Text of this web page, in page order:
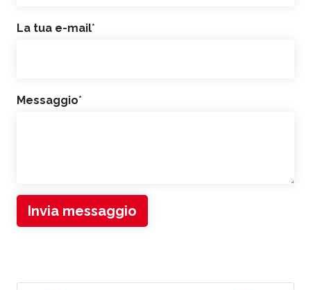
La tua e-mail*
Messaggio*
Invia messaggio